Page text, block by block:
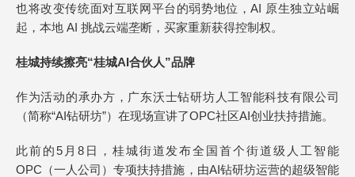
也将改变传统面对互联网平台的弱势地位，AI 原生独立站崛
起，本地 AI 挑战云端垄断，买家重新获得控制权。
桂城持续擦亮“桂城AI合伙人”品牌
作为活动的承办方，广东沃士钻研坊人工智能科技有限公司
（简称“AI钻研坊”）在现场宣讲了OPC社区AI创业扶持措施。
此前的5月8日，桂城街道发布全国首个街道级人工智能
OPC（一人公司）专项扶持措施，由AI钻研坊运营的超级智能